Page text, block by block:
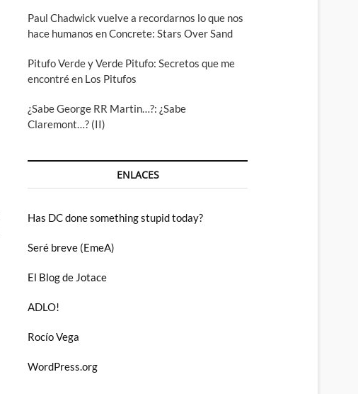
Paul Chadwick vuelve a recordarnos lo que nos
hace humanos en Concrete: Stars Over Sand
Pitufo Verde y Verde Pitufo: Secretos que me
encontré en Los Pitufos
¿Sabe George RR Martin…?: ¿Sabe
Claremont…? (II)
ENLACES
Has DC done something stupid today?
Seré breve (EmeA)
El Blog de Jotace
ADLO!
Rocío Vega
WordPress.org